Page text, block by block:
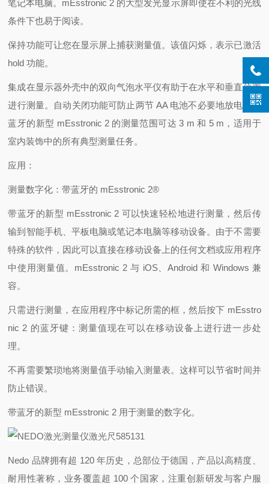
笔记本电脑。mEsstronic 2 的大型发光显示屏即使在不利的光线
条件下也易于阅读。
保持功能可让您在显示屏上捕获测量值。该值闪烁，表示已激活
hold 功能。
集成在显示器外壳中的双向气泡水平仪有助于在水平和垂直位置
进行测量。自动关闭功能可防止两节 AA 电池不必要地放电。带
蓝牙的新型 mEsstronic 2 的测量范围可达 3 m 和 5 m，适用于
室内装饰中的所有典型测量任务。
应用：
测量数字化：带蓝牙的 mEsstronic 2®
带蓝牙的新型 mEsstronic 2 可以快速轻松地进行测量，然后传
输到智能手机、平板电脑或笔记本电脑等移动设备。由于不需要
特殊的软件，因此可以直接在移动设备上的任何文档或应用程序
中使用测量值。mEsstronic 2 与 iOS、Android 和 Windows 兼
容。
只需进行测量，在应用程序中标记所需的框，然后按下 mEsstro
nic 2 的蓝牙键：测量值现在可以在移动设备上进行进一步处
理。
不再需要繁琐地将测量值手动输入测量表。这样可以节省时间并
防止错误。
带蓝牙的新型 mEsstronic 2 用于测量的数字化。
Nedo 品牌拥有超 120 年历史，总部位于德国，产品以高精度、
耐用性著称，业务覆盖超 100 个国家，注重创新研发与客户服